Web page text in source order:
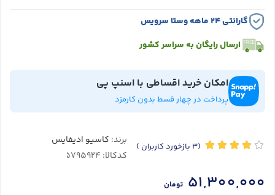
گارانتی ۲۴ ماهه وستا سرویس
ارسال رایگان به سراسر کشور
امکان خرید اقساطی با اسنپ پی
پرداخت در چهار قسط بدون کارمزد
(3 بازخورد کاربران ) برند: کاسیو ادیفایس
کدکالا:
51,300,000 تومان